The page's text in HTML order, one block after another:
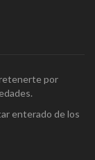
por
enterado de los